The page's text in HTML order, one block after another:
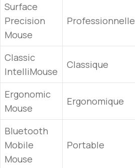
Surface
Precision
Mouse
Professionnelle
Classic
IntelliMouse
Classique
Ergonomic
Mouse
Ergonomique
Bluetooth
Mobile
Mouse
Portable